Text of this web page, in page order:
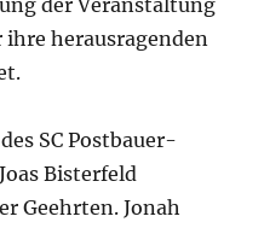
der Veranstaltung
herausragenden
SC Postbauer-
Bisterfeld
Geehrten. Jonah